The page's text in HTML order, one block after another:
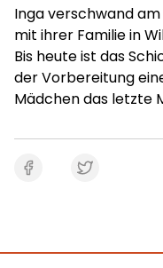
Inga verschwand am
mit ihrer Familie in
Bis heute ist das
der Vorbereitung
Mädchen das letzte